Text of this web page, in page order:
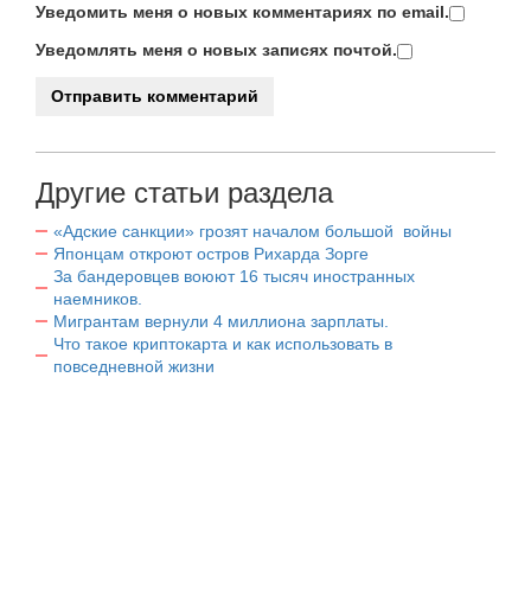
Уведомить меня о новых комментариях по email.
Уведомлять меня о новых записях почтой.
Другие статьи раздела
«Адские санкции» грозят началом большой войны
Японцам откроют остров Рихарда Зорге
За бандеровцев воюют 16 тысяч иностранных
наемников.
Мигрантам вернули 4 миллиона зарплаты.
Что такое криптокарта и как использовать в
повседневной жизни